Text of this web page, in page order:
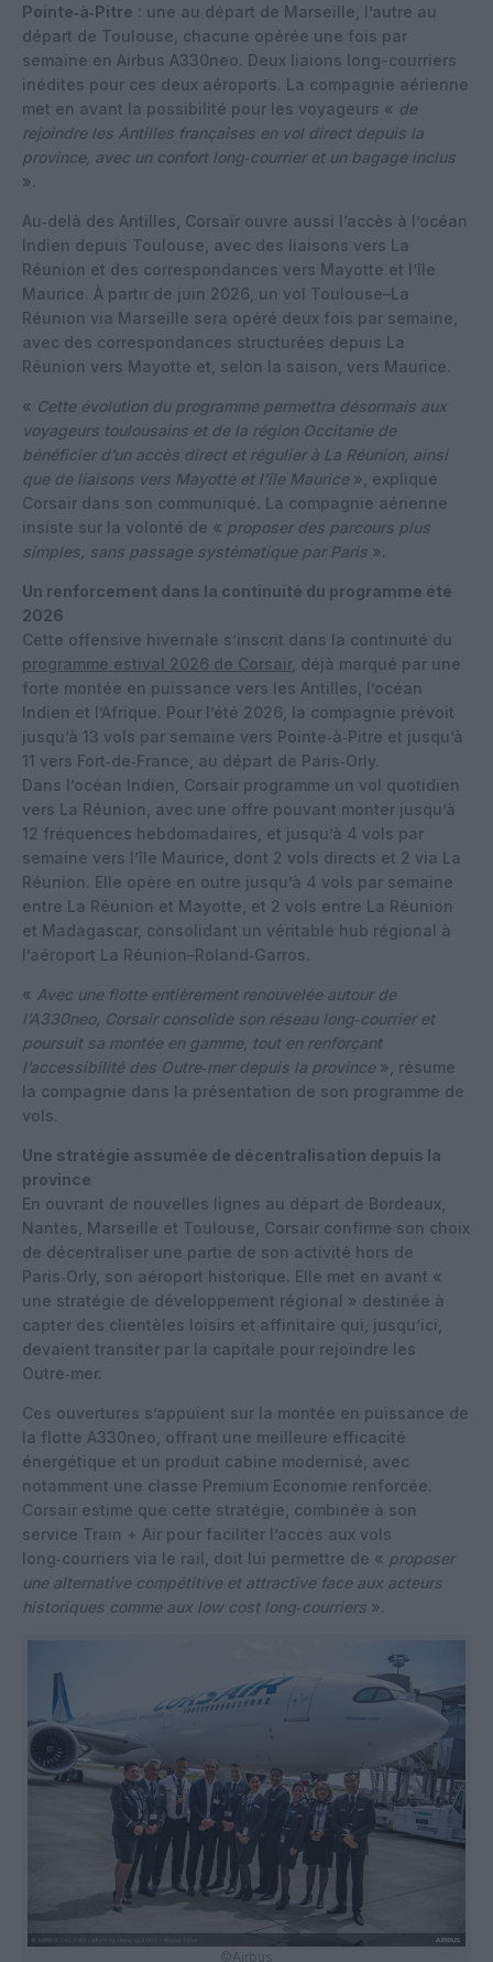
Pointe‑à‑Pitre : une au départ de Marseille, l’autre au
départ de Toulouse, chacune opérée une fois par
semaine en Airbus A330neo. Deux liaions long-courriers
inédites pour ces deux aéroports. La compagnie aérienne
met en avant la possibilité pour les voyageurs « de
rejoindre les Antilles françaises en vol direct depuis la
province, avec un confort long‑courrier et un bagage inclus
».
Au‑delà des Antilles, Corsair ouvre aussi l’accès à l’océan
Indien depuis Toulouse, avec des liaisons vers La
Réunion et des correspondances vers Mayotte et l’île
Maurice. À partir de juin 2026, un vol Toulouse–La
Réunion via Marseille sera opéré deux fois par semaine,
avec des correspondances structurées depuis La
Réunion vers Mayotte et, selon la saison, vers Maurice.
« Cette évolution du programme permettra désormais aux
voyageurs toulousains et de la région Occitanie de
bénéficier d’un accès direct et régulier à La Réunion, ainsi
que de liaisons vers Mayotte et l’île Maurice », explique
Corsair dans son communiqué. La compagnie aérienne
insiste sur la volonté de « proposer des parcours plus
simples, sans passage systématique par Paris ».
Un renforcement dans la continuité du programme été
2026
Cette offensive hivernale s’inscrit dans la continuité du
programme estival 2026 de Corsair, déjà marqué par une
forte montée en puissance vers les Antilles, l’océan
Indien et l’Afrique. Pour l’été 2026, la compagnie prévoit
jusqu’à 13 vols par semaine vers Pointe‑à‑Pitre et jusqu’à
11 vers Fort‑de‑France, au départ de Paris‑Orly.
Dans l’océan Indien, Corsair programme un vol quotidien
vers La Réunion, avec une offre pouvant monter jusqu’à
12 fréquences hebdomadaires, et jusqu’à 4 vols par
semaine vers l’île Maurice, dont 2 vols directs et 2 via La
Réunion. Elle opère en outre jusqu’à 4 vols par semaine
entre La Réunion et Mayotte, et 2 vols entre La Réunion
et Madagascar, consolidant un véritable hub régional à
l’aéroport La Réunion–Roland‑Garros.
« Avec une flotte entièrement renouvelée autour de
l’A330neo, Corsair consolide son réseau long‑courrier et
poursuit sa montée en gamme, tout en renforçant
l’accessibilité des Outre‑mer depuis la province », résume
la compagnie dans la présentation de son programme de
vols.
Une stratégie assumée de décentralisation depuis la
province
En ouvrant de nouvelles lignes au départ de Bordeaux,
Nantes, Marseille et Toulouse, Corsair confirme son choix
de décentraliser une partie de son activité hors de
Paris‑Orly, son aéroport historique. Elle met en avant «
une stratégie de développement régional » destinée à
capter des clientèles loisirs et affinitaire qui, jusqu’ici,
devaient transiter par la capitale pour rejoindre les
Outre‑mer.
Ces ouvertures s’appuient sur la montée en puissance de
la flotte A330neo, offrant une meilleure efficacité
énergétique et un produit cabine modernisé, avec
notamment une classe Premium Economie renforcée.
Corsair estime que cette stratégie, combinée à son
service Train + Air pour faciliter l’accès aux vols
long‑courriers via le rail, doit lui permettre de « proposer
une alternative compétitive et attractive face aux acteurs
historiques comme aux low cost long‑courriers ».
©Airbus